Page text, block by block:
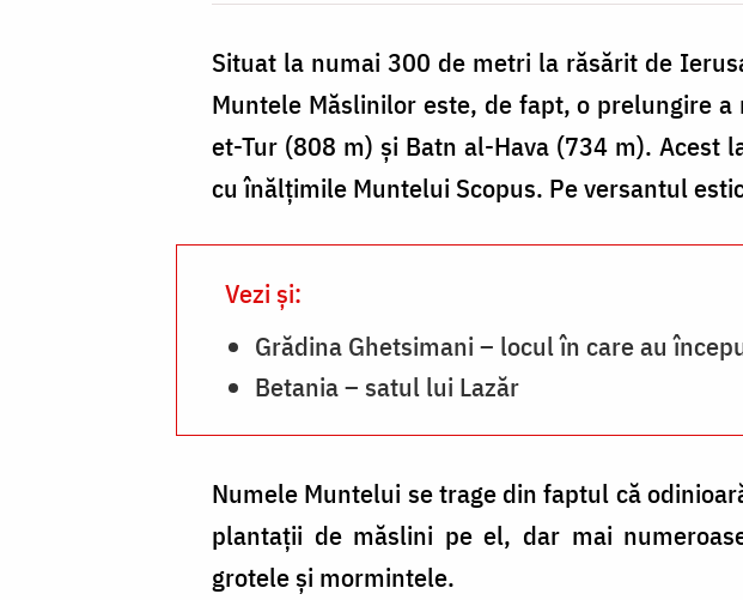
Situat la numai 300 de metri la răsărit de
Muntele Măslinilor este, de fapt, o prelungire
et-Tur (808 m) şi Batn al-Hava (734 m).
cu înălţimile Muntelui Scopus. Pe versantul
Vezi și:
Grădina Ghetsimani – locul în care au
Betania – satul lui Lazăr
Numele Muntelui se trage din faptul că
plantaţii de măslini pe el, dar mai
grotele şi mormintele.